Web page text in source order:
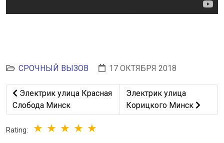
СРОЧНЫЙ ВЫЗОВ 17 ОКТЯБРЯ 2018
Предыдущий: Электрик улица Красная Слобода Минск
Электрик улица Красная
Слобода Минск
Следующий: Электрик
Электрик улица
Корицкого Минск
Rating: